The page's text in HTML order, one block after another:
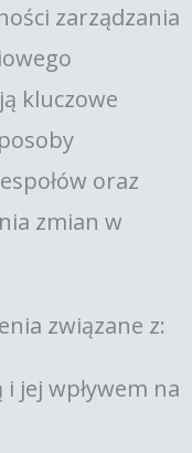
zarządzania
kluczowe
oraz
zmian w
związane z:
jej wpływem na